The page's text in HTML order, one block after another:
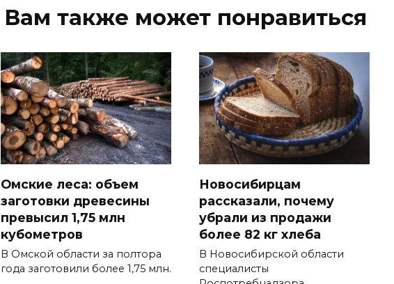
Вам также может понравиться
Омские леса: объем
заготовки древесины
превысил 1,75 млн
кубометров
В Омской области за полтора
года заготовили более 1,75 млн.
Новосибирцам
рассказали, почему
убрали из продажи
более 82 кг хлеба
В Новосибирской области
специалисты